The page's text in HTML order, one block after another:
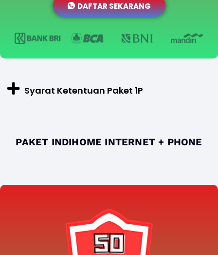
DAFTAR SEKARANG
Syarat Ketentuan Paket 1P
PAKET INDIHOME INTERNET + PHONE